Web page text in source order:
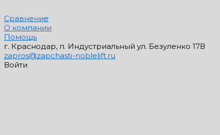
Сравнение
О компании
Помощь
г. Краснодар, п. Индустриальный ул. Безуленко 17В
zapros@zapchasti-noblelift.ru
Войти